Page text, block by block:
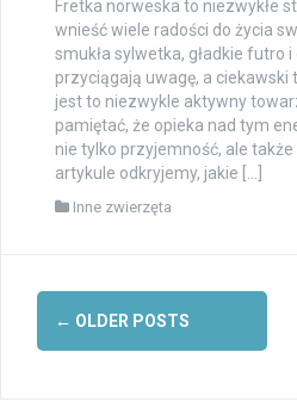
Fretka norweska to niezwykłe
wnieść wiele radości do życia
smukła sylwetka, gładkie futro
przyciągają uwagę, a
jest to niezwykle aktywny
pamiętać, że opieka nad tym
nie tylko przyjemność, ale
artykule odkryjemy, jakie […]
Inne zwierzęta
Posts
navigation
← OLDER POSTS